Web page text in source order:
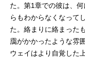
た。第1章での彼は、
らもわからなくなって
た。絡まりに絡まった
靄がかかったような雰
ウェイはより自覚した